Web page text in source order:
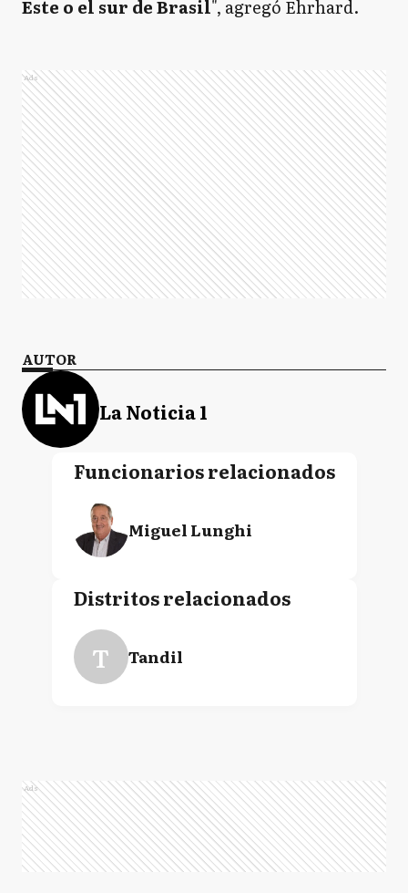
Este o el sur de Brasil", agregó Ehrhard.
Ads
AUTOR
La Noticia 1
Funcionarios relacionados
Miguel Lunghi
Distritos relacionados
T Tandil
Ads